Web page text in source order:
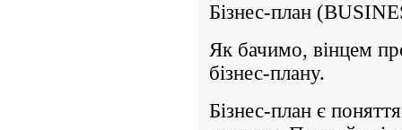
Бізнес-план
Як бачимо, вінцем
бізнес-плану.
Бізнес-план є